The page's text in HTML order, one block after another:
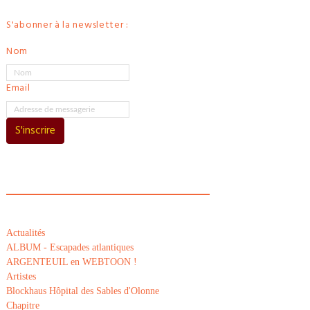
S'abonner à la newsletter :
Nom
Email
S'inscrire
Actualités
ALBUM - Escapades atlantiques
ARGENTEUIL en WEBTOON !
Artistes
Blockhaus Hôpital des Sables d'Olonne
Chapitre